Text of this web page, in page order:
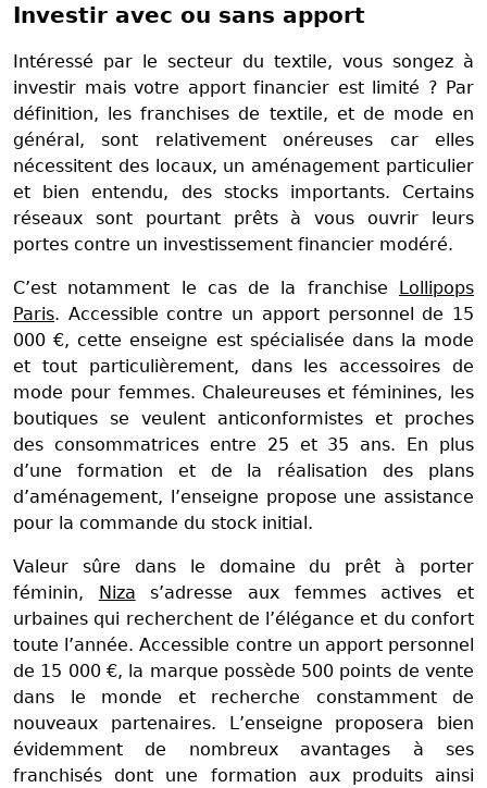
Investir avec ou sans apport
Intéressé par le secteur du textile, vous songez à
investir mais votre apport financier est limité ? Par
définition, les franchises de textile, et de mode en
général, sont relativement onéreuses car elles
nécessitent des locaux, un aménagement particulier
et bien entendu, des stocks importants. Certains
réseaux sont pourtant prêts à vous ouvrir leurs
portes contre un investissement financier modéré.
C’est notamment le cas de la franchise
Lollipops
Paris. Accessible contre un apport personnel de 15
000 €, cette enseigne est spécialisée dans la mode
et tout particulièrement, dans les accessoires de
mode pour femmes. Chaleureuses et féminines, les
boutiques se veulent anticonformistes et proches
des consommatrices entre 25 et 35 ans. En plus
d’une formation et de la réalisation des plans
d’aménagement, l’enseigne propose une assistance
pour la commande du stock initial.
Valeur sûre dans le domaine du prêt à porter
féminin,
Niza s’adresse aux femmes actives et
urbaines qui recherchent de l’élégance et du confort
toute l’année. Accessible contre un apport personnel
de 15 000 €, la marque possède 500 points de vente
dans le monde et recherche constamment de
nouveaux partenaires. L’enseigne proposera bien
évidemment de nombreux avantages à ses
franchisés dont une formation aux produits ainsi